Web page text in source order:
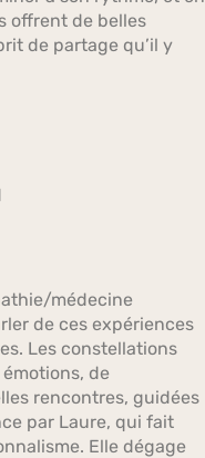
offrent de belles
de partage qu’il y
médecine
de ces expériences
Les constellations
de
rencontres, guidées
par Laure, qui fait
Elle dégage